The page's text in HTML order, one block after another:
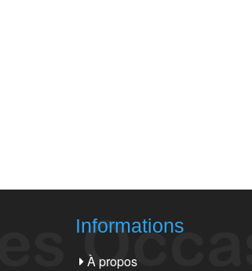
Informations
À propos